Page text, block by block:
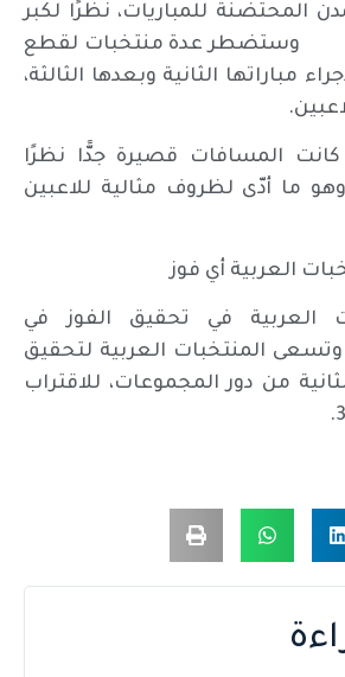
المحتضنة للمباريات، نظرًا لكبر
وستضطر عدة منتخبات لقطع
مباراتها الثانية وبعدها الثالثة،
المسافات قصيرة جدًّا نظرًا
ما أدّى لظروف مثالية للاعبين
العربية أي فوز
العربية في تحقيق الفوز في
وتسعى المنتخبات العربية لتحقيق
من دور المجموعات، للاقتراب